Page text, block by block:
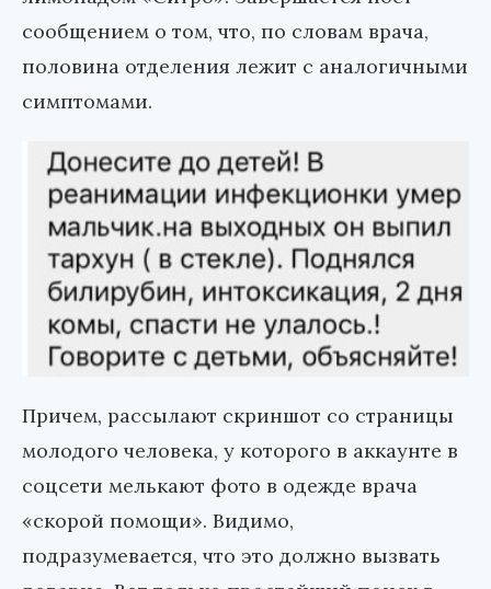
сообщением о том, что, по словам врача,
половина отделения лежит с аналогичными
симптомами.
Причем, рассылают скриншот со страницы
молодого человека, у которого в аккаунте в
соцсети мелькают фото в одежде врача
«скорой помощи». Видимо,
подразумевается, что это должно вызвать